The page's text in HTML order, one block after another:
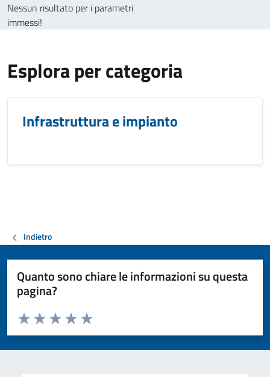
Nessun risultato per i parametri
immessi!
Esplora per categoria
Infrastruttura e impianto
Indietro
Quanto sono chiare le informazioni su questa
pagina?
Valuta da 1 a 5 stelle la pagina
Valuta 5 stelle su 5
Valuta 4 stelle su 5
Valuta 3 stelle su 5
Valuta 2 stelle su 5
Valuta 1 stelle su 5